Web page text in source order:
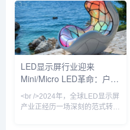
弹，而是技术代际切换带来的价
值重估。过去三年，Mini LED
背光在电视和笔记本上的渗透率
从5%飙升至38%，而Micro
LED芯片成本以每年35%的速度
下探——三星、京东方、利亚德
与友达的产线良率在近两个季度
相继突破99.9%的生死线。这意
牌
LED显示屏行业迎来
Mini/Micro LED革命：户外
广告与虚拟拍摄双轮驱动
<br />2024年，全球LED显示屏
产业正经历一场深刻的范式转